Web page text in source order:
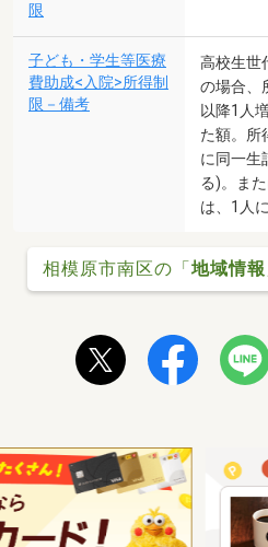
限
子ども・学生等医療
費助成<入院>所得制
限－備考
高校生世
の場合、
以降1人
た額。所
に同一生
る)。ま
は、1人
相模原市南区の「地域情報